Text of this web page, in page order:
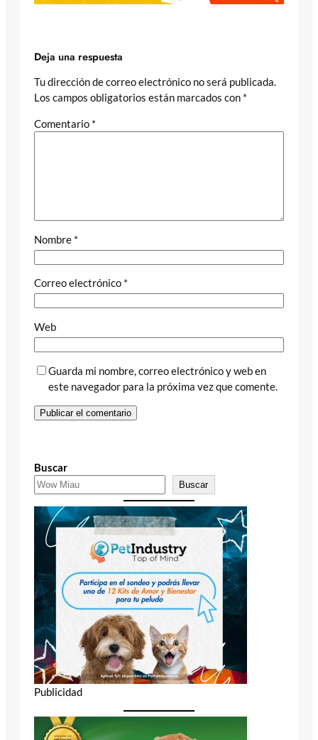
Deja una respuesta
Tu dirección de correo electrónico no será publicada.
Los campos obligatorios están marcados con *
Comentario *
Nombre *
Correo electrónico *
Web
Guarda mi nombre, correo electrónico y web en
este navegador para la próxima vez que comente.
Buscar
Buscar
Publicidad